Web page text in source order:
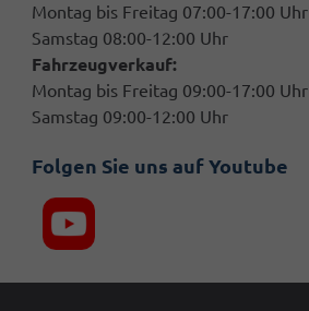
Montag bis Freitag 07:00-17:00 Uhr
Samstag 08:00-12:00 Uhr
Fahrzeugverkauf:
Montag bis Freitag 09:00-17:00 Uhr
Samstag 09:00-12:00 Uhr
Folgen Sie uns auf Youtube